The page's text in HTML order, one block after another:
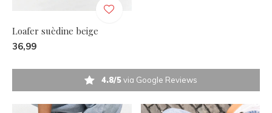
Loafer suèdine beige
36,99
4.8/5via Google Reviews